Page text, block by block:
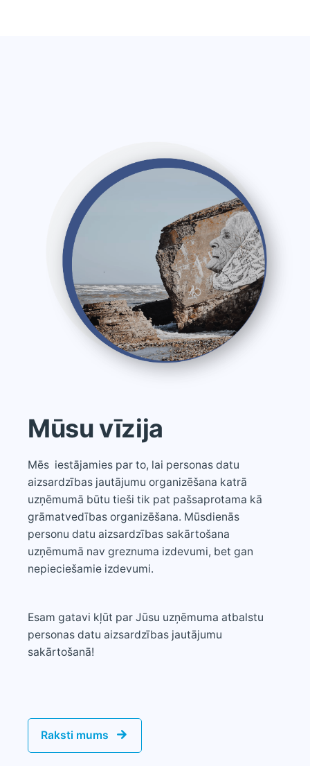
Mūsu vīzija
Mēs iestājamies par to, lai personas datu
aizsardzības jautājumu organizēšana katrā
uzņēmumā būtu tieši tik pat pašsaprotama kā
grāmatvedības organizēšana. Mūsdienās
personu datu aizsardzības sakārtošana
uzņēmumā nav greznuma izdevumi, bet gan
nepieciešamie izdevumi.
Esam gatavi kļūt par Jūsu uzņēmuma atbalstu
personas datu aizsardzības jautājumu
sakārtošanā!
Raksti mums